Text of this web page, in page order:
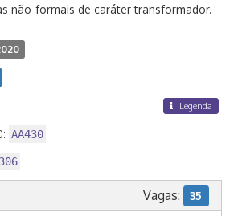
não-formais de caráter transformador.
Legenda
AA430
Vagas: 35